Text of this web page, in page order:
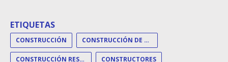
ETIQUETAS
CONSTRUCCIÓN CONSTRUCCIÓN DE VIVIENDAS
CONSTRUCCIÓN RESIDENCIAL CONSTRUCTORES